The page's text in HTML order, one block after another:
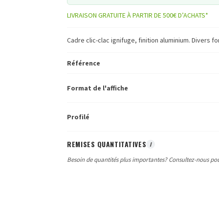
LIVRAISON GRATUITE À PARTIR DE 500€ D’ACHATS*
Cadre clic-clac ignifuge, finition aluminium. Divers
Référence
Format de l'affiche
Profilé
REMISES QUANTITATIVES I
Besoin de quantités plus importantes? Consultez-nous